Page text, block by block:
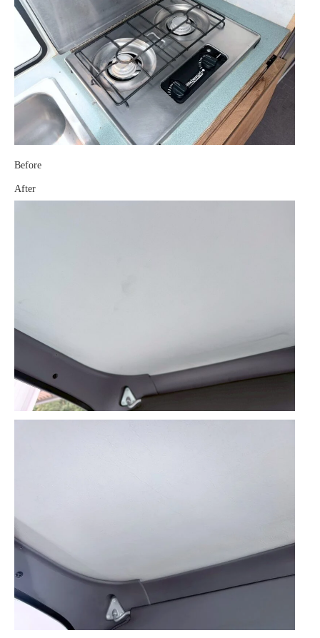
Before
After